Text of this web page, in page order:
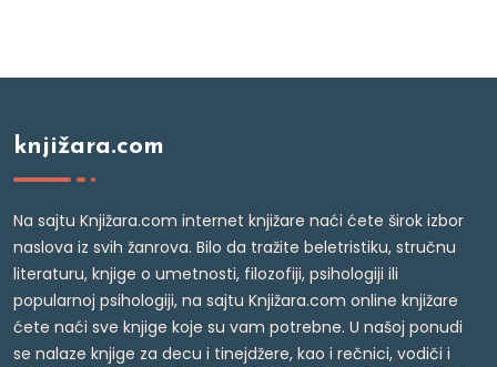
knjižara.com
Na sajtu Knjižara.com internet knjižare naći ćete širok izbor
naslova iz svih žanrova. Bilo da tražite beletristiku, stručnu
literaturu, knjige o umetnosti, filozofiji, psihologiji ili
popularnoj psihologiji, na sajtu Knjižara.com online knjižare
ćete naći sve knjige koje su vam potrebne. U našoj ponudi
se nalaze knjige za decu i tinejdžere, kao i rečnici, vodiči i